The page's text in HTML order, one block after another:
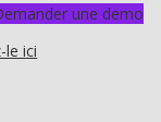
une demo
le ici